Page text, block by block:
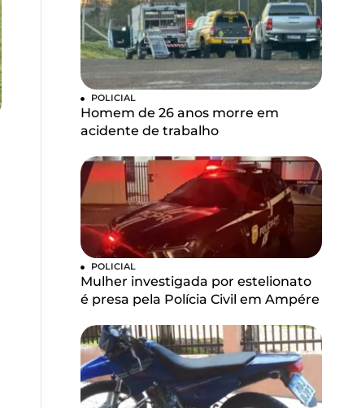
POLICIAL
Homem de 26 anos morre em
acidente de trabalho
POLICIAL
Mulher investigada por estelionato
é presa pela Polícia Civil em Ampére